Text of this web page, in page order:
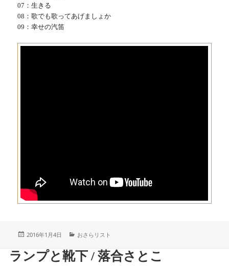
07：生きる
08：歌でも歌ってあげましょか
09：幸せの汽笛
投
2016年1月4日
カ
ゴ
リ
おさらリスト
ランプと靴下 / 落合さとこ